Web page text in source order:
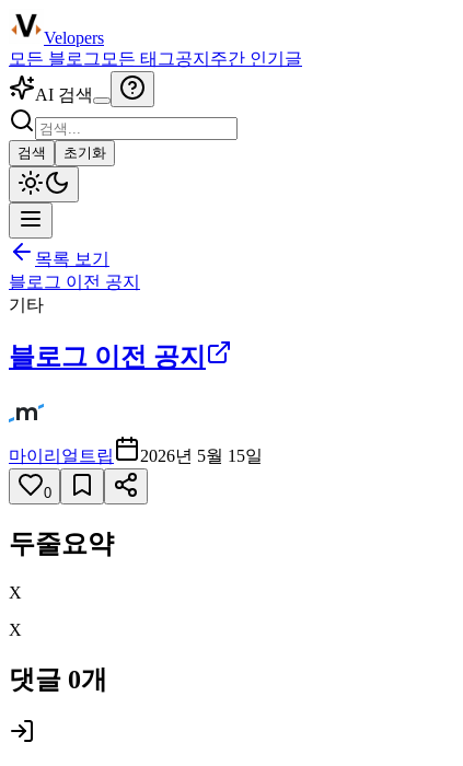
Velopers
모든 블로그 모든 태그공지 주간 인기글
AI 검색
검색 초기화
목록 보기
블로그 이전 공지
기타
블로그 이전 공지
마이리얼트립 2026년 5월 15일
0
두줄요약
X
X
댓글 0개